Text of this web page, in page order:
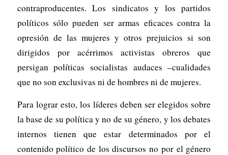
contraproducentes. Los sindicatos y los partidos
políticos sólo pueden ser armas eficaces contra la
opresión de las mujeres y otros prejuicios si son
dirigidos por acérrimos activistas obreros que
persigan políticas socialistas audaces –cualidades
que no son exclusivas ni de hombres ni de mujeres.
Para lograr esto, los líderes deben ser elegidos sobre
la base de su política y no de su género, y los debates
internos tienen que estar determinados por el
contenido político de los discursos no por el género